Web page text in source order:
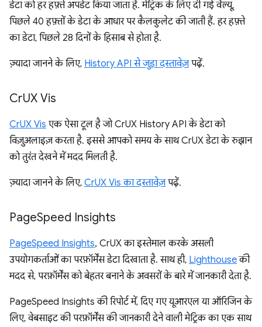
डेटा को हर हफ़्ते अपडेट किया जाता है. मेट्रिक के लिए दी गई वैल्यू,
पिछले 40 हफ़्तों के डेटा के आधार पर कैलकुलेट की जाती हैं. हर हफ़्ते
का डेटा, पिछले 28 दिनों के हिसाब से होता है.
ज़्यादा जानने के लिए, History API से जुड़ा दस्तावेज़पढ़ें.
CrUX Vis
CrUX Vis एक ऐसा टूल है जो CrUX History API के डेटा को
विज़ुअलाइज़ करता है. इससे आपको समय के साथ CrUX डेटा के रुझान
को तुरंत देखने में मदद मिलती है.
ज़्यादा जानने के लिए, CrUX Vis का दस्तावेज़पढ़ें.
PageSpeed Insights
PageSpeed Insights, CrUX का इस्तेमाल करके असली
उपयोगकर्ताओं का परफ़ॉर्मेंस डेटा दिखाता है. साथ ही, Lighthouseकी
मदद से, परफ़ॉर्मेंस को बेहतर बनाने के अवसरों के बारे में जानकारी देता है.
PageSpeed Insights की रिपोर्ट में, दिए गए यूआरएल या ऑरिजिन के
लिए, वेबसाइट की परफ़ॉर्मेंस की जानकारी देने वाली मेट्रिक का एक साथ